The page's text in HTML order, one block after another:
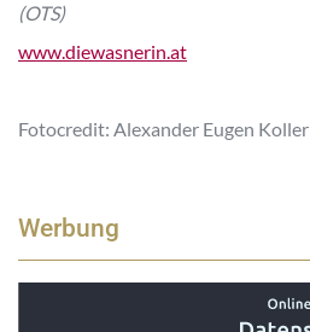
(OTS)
www.diewasnerin.at
Fotocredit: Alexander Eugen Koller
Werbung